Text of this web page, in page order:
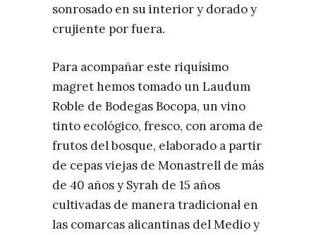
sonrosado en su interior y dorado y
crujiente por fuera.
Para acompañar este riquísimo
magret hemos tomado un Laudum
Roble de Bodegas Bocopa, un vino
tinto ecológico, fresco, con aroma de
frutos del bosque, elaborado a partir
de cepas viejas de Monastrell de más
de 40 años y Syrah de 15 años
cultivadas de manera tradicional en
las comarcas alicantinas del Medio y